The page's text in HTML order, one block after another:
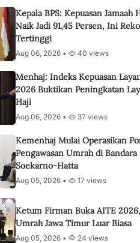
Kepala BPS: Kepuasan Jamaah
Naik Jadi 91,45 Persen, Ini
Tertinggi
Aug 06, 2026 • 40 views
Menhaj: Indeks Kepuasan
2026 Buktikan Peningkatan
Haji
Aug 06, 2026 • 37 views
Kemenhaj Mulai Operasikan
Pengawasan Umrah di Bandara
Soekarno-Hatta
Aug 05, 2026 • 17 views
Ketum Firman Buka AITE
Umrah Jawa Timur Luar Biasa
Aug 05, 2026 • 24 views